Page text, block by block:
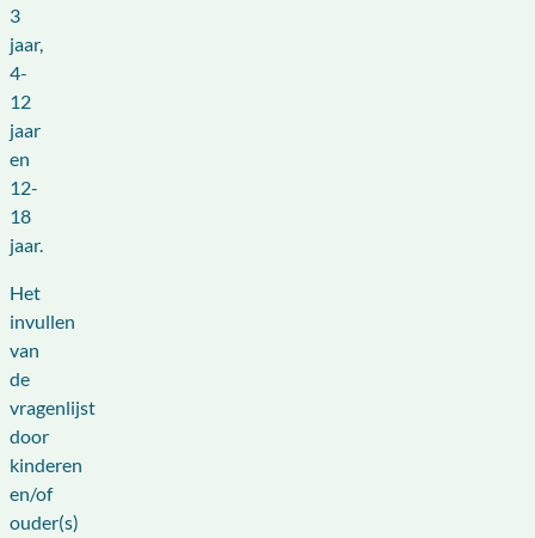
3
jaar,
4-
12
jaar
en
12-
18
jaar.
Het
invullen
van
de
vragenlijst
door
kinderen
en/of
ouder(s)